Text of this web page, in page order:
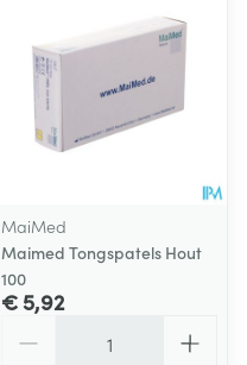
MaiMed
Maimed Tongspatels Hout
100
€ 5,92